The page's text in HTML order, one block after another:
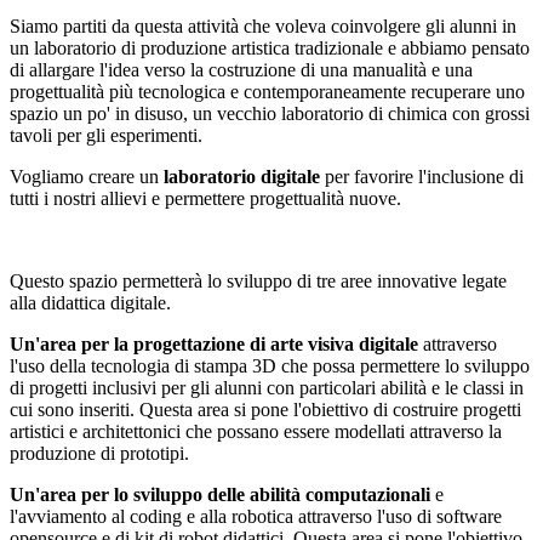
Siamo partiti da questa attività che voleva coinvolgere gli alunni in
un laboratorio di produzione artistica tradizionale e abbiamo pensato
di allargare l'idea verso la costruzione di una manualità e una
progettualità più tecnologica e contemporaneamente recuperare uno
spazio un po' in disuso, un vecchio laboratorio di chimica con grossi
tavoli per gli esperimenti.
Vogliamo creare un laboratorio digitale per favorire l'inclusione di
tutti i nostri allievi e permettere progettualità nuove.
Questo spazio permetterà lo sviluppo di tre aree innovative legate
alla didattica digitale.
Un'area per la progettazione di arte visiva digitale attraverso
l'uso della tecnologia di stampa 3D che possa permettere lo sviluppo
di progetti inclusivi per gli alunni con particolari abilità e le classi in
cui sono inseriti. Questa area si pone l'obiettivo di costruire progetti
artistici e architettonici che possano essere modellati attraverso la
produzione di prototipi.
Un'area per lo sviluppo delle abilità computazionali e
l'avviamento al coding e alla robotica attraverso l'uso di software